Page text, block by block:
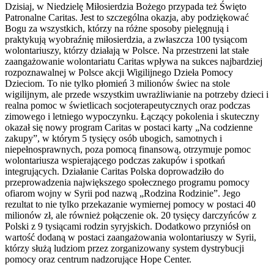
Dzisiaj, w Niedzielę Miłosierdzia Bożego przypada też Święto
Patronalne Caritas. Jest to szczególna okazja, aby podziękować
Bogu za wszystkich, którzy na różne sposoby pielęgnują i
praktykują wyobraźnię miłosierdzia, a zwłaszcza 100 tysiącom
wolontariuszy, którzy działają w Polsce. Na przestrzeni lat stałe
zaangażowanie wolontariatu Caritas wpływa na sukces najbardziej
rozpoznawalnej w Polsce akcji Wigilijnego Dzieła Pomocy
Dzieciom. To nie tylko płomień 3 milionów świec na stole
wigilijnym, ale przede wszystkim uwrażliwianie na potrzeby dzieci i
realna pomoc w świetlicach socjoterapeutycznych oraz podczas
zimowego i letniego wypoczynku. Łączący pokolenia i skuteczny
okazał się nowy program Caritas w postaci karty „Na codzienne
zakupy”, w którym 5 tysięcy osób ubogich, samotnych i
niepełnosprawnych, poza pomocą finansową, otrzymuje pomoc
wolontariusza wspierającego podczas zakupów i spotkań
integrujących. Działanie Caritas Polska doprowadziło do
przeprowadzenia największego społecznego programu pomocy
ofiarom wojny w Syrii pod nazwą „Rodzina Rodzinie”. Jego
rezultat to nie tylko przekazanie wymiernej pomocy w postaci 40
milionów zł, ale również połączenie ok. 20 tysięcy darczyńców z
Polski z 9 tysiącami rodzin syryjskich. Dodatkowo przyniósł on
wartość dodaną w postaci zaangażowania wolontariuszy w Syrii,
którzy służą ludziom przez zorganizowany system dystrybucji
pomocy oraz centrum nadzorujące Hope Center.